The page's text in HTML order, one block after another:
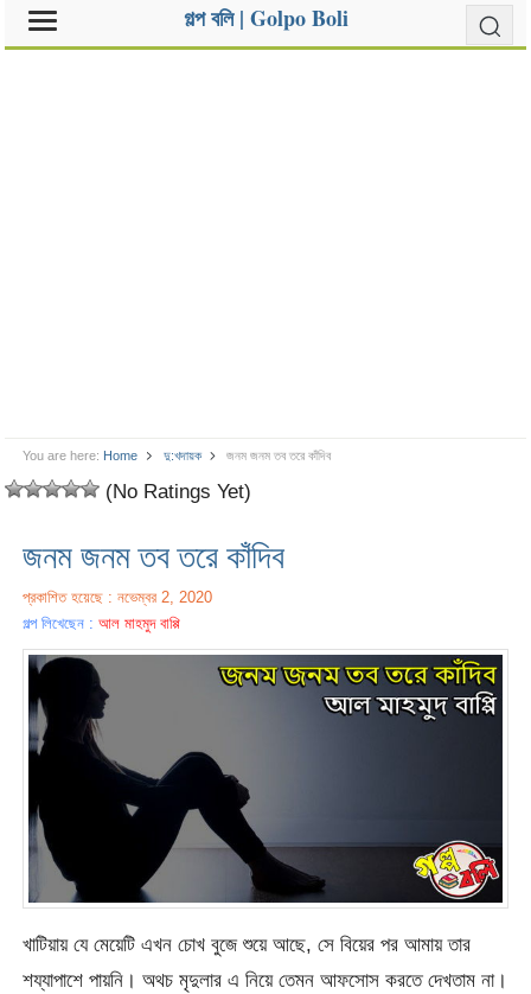
গল্প বলি | Golpo Boli
You are here: Home দু:খদায়ক জনম জনম তব তরে কাঁদিব
(No Ratings Yet)
জনম জনম তব তরে কাঁদিব
প্রকাশিত হয়েছে : নভেম্বর 2, 2020
গল্প লিখেছেন :আল মাহমুদ বাপ্পি
খাটিয়ায় যে মেয়েটি এখন চোখ বুজে শুয়ে আছে, সে বিয়ের পর আমায় তার
শয্যাপাশে পায়নি। অথচ মৃদুলার এ নিয়ে তেমন আফসোস করতে দেখতাম না।